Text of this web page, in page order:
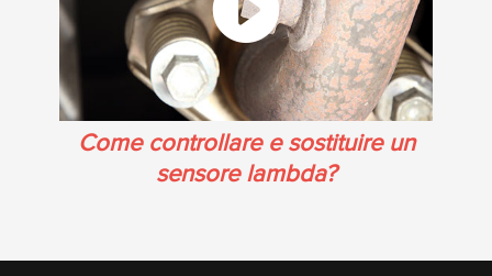
Come controllare e sostituire un
sensore lambda?